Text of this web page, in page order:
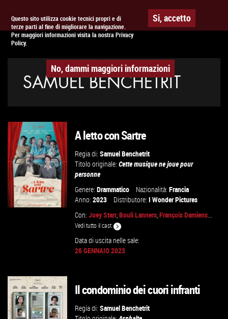
Questo sito utilizza cookie tecnici propri e di
terze parti al fine di migliorare la navigazione.
Per maggiori informazioni visita la nostra Privacy
Policy.
Si, accetto
No, dammi maggiori informazioni
APPUNTAMENTO AL CINEMA
SAMUEL BENCHETRIT
A letto con Sartre
Regia di:Samuel Benchetrit
Titolo originale:Cette musique ne joue pour
personne
Genere:Drammatico Nazionalità:Francia
Anno:2023 Distributore:I Wonder Pictures
Con:Joey Starr,Bouli Lanners,François Damiens...
Vedi tutto il cast
Data di uscita nelle sale:
26 GENNAIO 2023
Il condominio dei cuori infranti
Regia di:Samuel Benchetrit